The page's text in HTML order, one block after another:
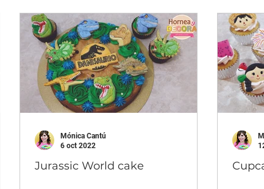
Jurassic World cake
Mónica Cantú
6 oct 2022